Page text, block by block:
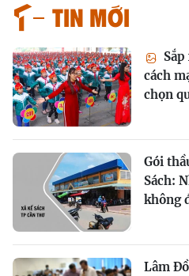
Tin mới
cách
chọn
Gói
Sách:
không
Lâm